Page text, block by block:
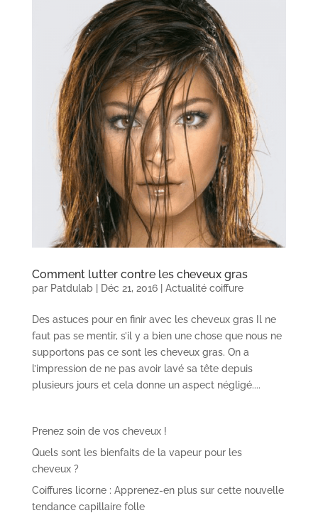
Comment lutter contre les cheveux gras
par Patdulab| Déc 21, 2016| Actualité coiffure
Des astuces pour en finir avec les cheveux gras Il ne
faut pas se mentir, s’il y a bien une chose que nous ne
supportons pas ce sont les cheveux gras. On a
l’impression de ne pas avoir lavé sa tête depuis
plusieurs jours et cela donne un aspect négligé....
Prenez soin de vos cheveux !
Quels sont les bienfaits de la vapeur pour les
cheveux ?
Coiffures licorne : Apprenez-en plus sur cette nouvelle
tendance capillaire folle